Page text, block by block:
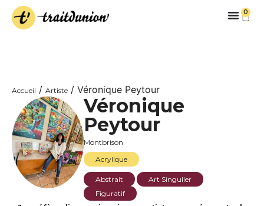
0
Accueil / Artiste / Véronique Peytour
Véronique
Peytour
Montbrison
Acrylique
Abstrait
Art Singulier
Figuratif